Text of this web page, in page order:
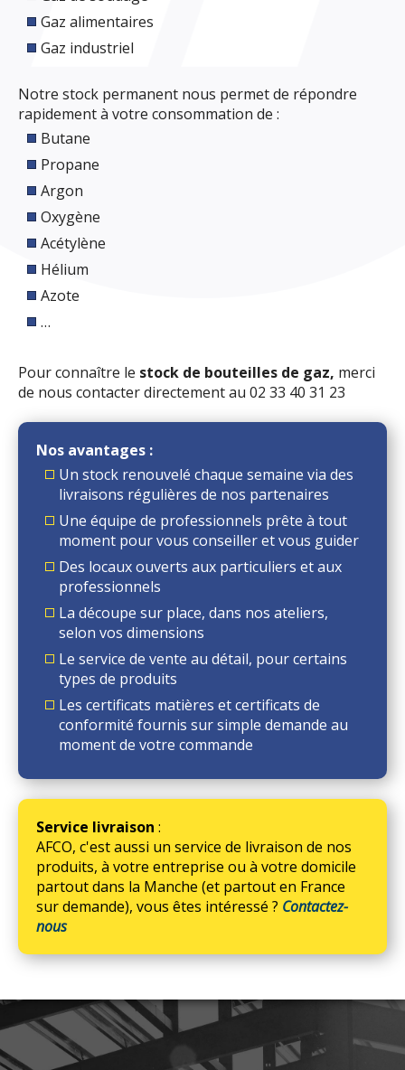
Gaz alimentaires
Gaz industriel
Notre stock permanent nous permet de répondre
rapidement à votre consommation de :
Butane
Propane
Argon
Oxygène
Acétylène
Hélium
Azote
…
Pour connaître le stock de bouteilles de gaz, merci
de nous contacter directement au 02 33 40 31 23
Nos avantages :
Un stock renouvelé chaque semaine via des
livraisons régulières de nos partenaires
Une équipe de professionnels prête à tout
moment pour vous conseiller et vous guider
Des locaux ouverts aux particuliers et aux
professionnels
La découpe sur place, dans nos ateliers,
selon vos dimensions
Le service de vente au détail, pour certains
types de produits
Les certificats matières et certificats de
conformité fournis sur simple demande au
moment de votre commande
Service livraison :
AFCO, c'est aussi un service de livraison de nos
produits, à votre entreprise ou à votre domicile
partout dans la Manche (et partout en France
sur demande), vous êtes intéressé ? Contactez-
nous